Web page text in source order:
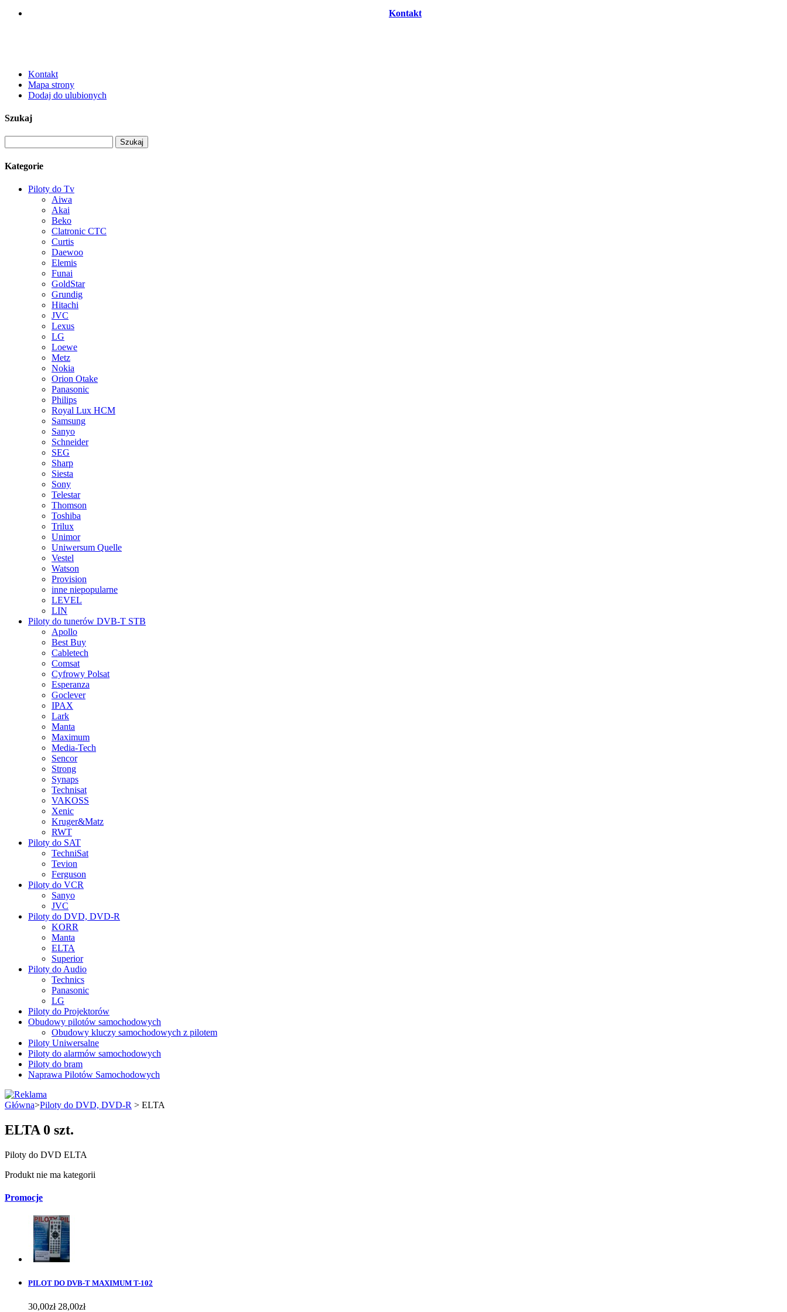
Kontakt
Kontakt
Mapa strony
Dodaj do ulubionych
Szukaj
Kategorie
Piloty do Tv
Aiwa
Akai
Beko
Clatronic CTC
Curtis
Daewoo
Elemis
Funai
GoldStar
Grundig
Hitachi
JVC
Lexus
LG
Loewe
Metz
Nokia
Orion Otake
Panasonic
Philips
Royal Lux HCM
Samsung
Sanyo
Schneider
SEG
Sharp
Siesta
Sony
Telestar
Thomson
Toshiba
Trilux
Unimor
Uniwersum Quelle
Vestel
Watson
Provision
inne niepopularne
LEVEL
LIN
Piloty do tunerów DVB-T STB
Apollo
Best Buy
Cabletech
Comsat
Cyfrowy Polsat
Esperanza
Goclever
IPAX
Lark
Manta
Maximum
Media-Tech
Sencor
Strong
Synaps
Technisat
VAKOSS
Xenic
Kruger&Matz
RWT
Piloty do SAT
TechniSat
Tevion
Ferguson
Piloty do VCR
Sanyo
JVC
Piloty do DVD, DVD-R
KORR
Manta
ELTA
Superior
Piloty do Audio
Technics
Panasonic
LG
Piloty do Projektorów
Obudowy pilotów samochodowych
Obudowy kluczy samochodowych z pilotem
Piloty Uniwersalne
Piloty do alarmów samochodowych
Piloty do bram
Naprawa Pilotów Samochodowych
Główna>Piloty do DVD, DVD-R > ELTA
ELTA 0 szt.
Piloty do DVD ELTA
Produkt nie ma kategorii
Promocje
PILOT DO DVB-T MAXIMUM T-102
30,00zł 28,00zł